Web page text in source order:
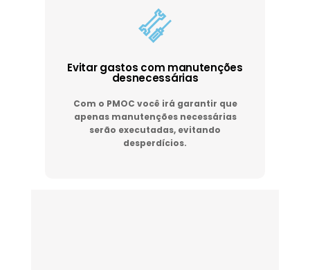
Evitar gastos com manutenções
desnecessárias
Com o PMOC você irá garantir que
apenas manutenções necessárias
serão executadas, evitando
desperdícios.